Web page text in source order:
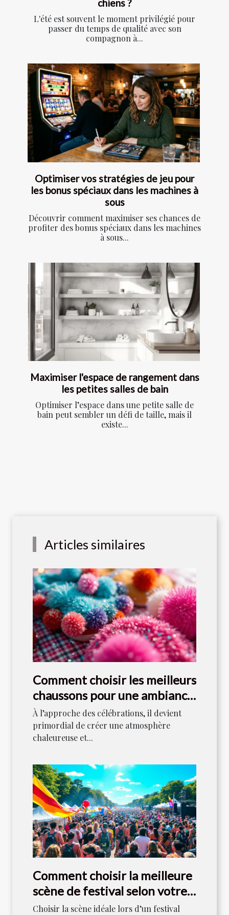
chiens ?
L'été est souvent le moment privilégié pour
passer du temps de qualité avec son
compagnon à...
Optimiser vos stratégies de jeu pour
les bonus spéciaux dans les machines à
sous
Découvrir comment maximiser ses chances de
profiter des bonus spéciaux dans les machines
à sous...
Maximiser l'espace de rangement dans
les petites salles de bain
Optimiser l’espace dans une petite salle de
bain peut sembler un défi de taille, mais il
existe...
Articles similaires
Comment choisir les meilleurs
chaussons pour une ambiance
festive ?
À l’approche des célébrations, il devient
primordial de créer une atmosphère
chaleureuse et...
Comment choisir la meilleure
scène de festival selon votre
style musical ?
Choisir la scène idéale lors d’un festival